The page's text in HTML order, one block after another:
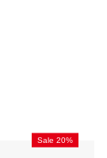
Sale 20%